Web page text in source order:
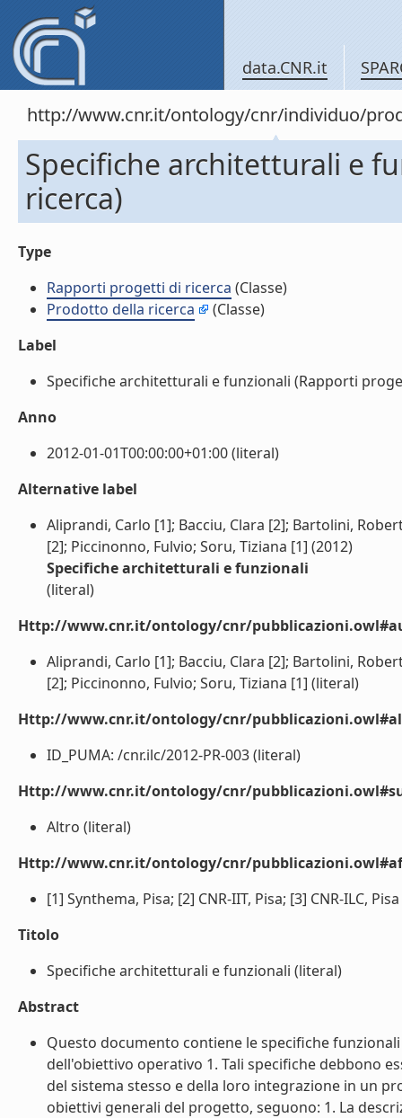
data.CNR.it
http://www.cnr.it/ontology/cnr/individuo/
Specifiche architetturali e
ricerca)
Type
Rapporti progetti di ricerca (Classe)
Prodotto della ricerca
(Classe)
Label
Specifiche architetturali e funzionali (Rapporti
Anno
2012-01-01T00:00:00+01:00 (literal)
Alternative label
Aliprandi, Carlo [1]; Bacciu, Clara [2]; Bartolini,
[2]; Piccinonno, Fulvio; Soru, Tiziana [1] (2012)
Specifiche architetturali e funzionali
(literal)
Http://www.cnr.it/ontology/cnr/
Aliprandi, Carlo [1]; Bacciu, Clara [2]; Bartolini,
[2]; Piccinonno, Fulvio; Soru, Tiziana [1] (literal)
Http://www.cnr.it/ontology/cnr/
ID_PUMA: /cnr.ilc/2012-PR-003 (literal)
Http://www.cnr.it/ontology/cnr/
Altro (literal)
Http://www.cnr.it/ontology/cnr/
[1] Synthema, Pisa; [2] CNR-IIT, Pisa; [3] CNR-ILC,
Titolo
Specifiche architetturali e funzionali (literal)
Abstract
Questo documento contiene le specifiche
dell'obiettivo operativo 1. Tali specifiche debbono
del sistema stesso e della loro integrazione in un
obiettivi generali del progetto, seguono: 1. La